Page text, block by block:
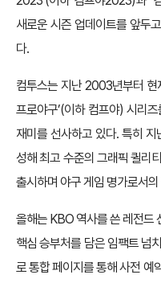
새로운 시즌 업데이트를 앞두
다.
컴투스는 지난 2003년부터 현
프로야구’(이하 컴프야) 시리
재미를 선사하고 있다. 특히
성해 최고 수준의 그래픽 퀼리
출시하며 야구 게임 명가로서
올해는 KBO 역사를 쓴 레전드
핵심 승부처를 담은 임팩트 넘
로 통합 페이지를 통해 사전 예